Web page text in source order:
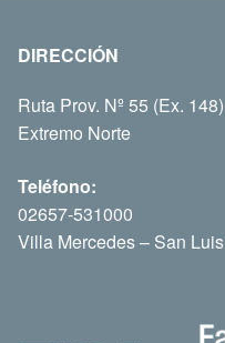
DIRECCIÓN
Ruta Prov. Nº 55 (Ex. 148)
Extremo Norte
Teléfono:
02657-531000
Villa Mercedes – San Luis